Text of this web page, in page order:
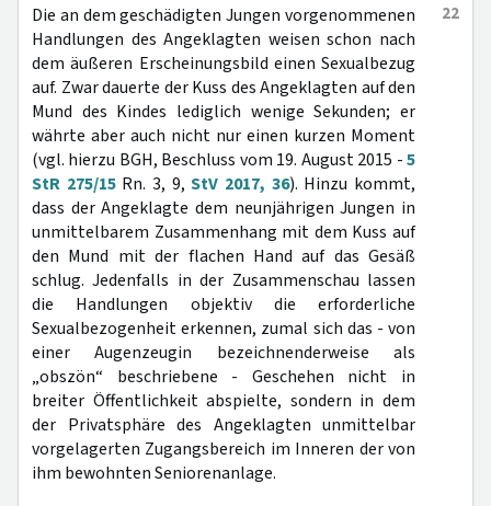
22
Die an dem geschädigten Jungen vorgenommenen
Handlungen des Angeklagten weisen schon nach
dem äußeren Erscheinungsbild einen Sexualbezug
auf. Zwar dauerte der Kuss des Angeklagten auf den
Mund des Kindes lediglich wenige Sekunden; er
währte aber auch nicht nur einen kurzen Moment
(vgl. hierzu BGH, Beschluss vom 19. August 2015 -5
StR 275/15Rn. 3, 9,StV 2017, 36). Hinzu kommt,
dass der Angeklagte dem neunjährigen Jungen in
unmittelbarem Zusammenhang mit dem Kuss auf
den Mund mit der flachen Hand auf das Gesäß
schlug. Jedenfalls in der Zusammenschau lassen
die Handlungen objektiv die erforderliche
Sexualbezogenheit erkennen, zumal sich das - von
einer Augenzeugin bezeichnenderweise als
„obszön“ beschriebene - Geschehen nicht in
breiter Öffentlichkeit abspielte, sondern in dem
der Privatsphäre des Angeklagten unmittelbar
vorgelagerten Zugangsbereich im Inneren der von
ihm bewohnten Seniorenanlage.